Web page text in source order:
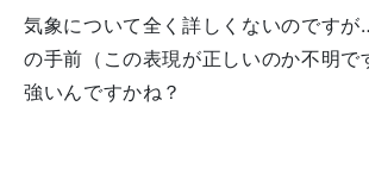
気象について全く詳しくないのです
の手前（この表現が正しいのか不明で
強いんですかね？